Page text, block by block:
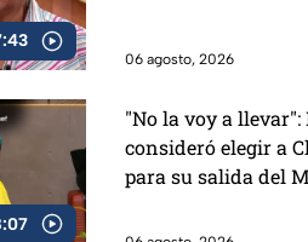
06 agosto, 2026
"No la voy a llevar":
consideró elegir a
para su salida del